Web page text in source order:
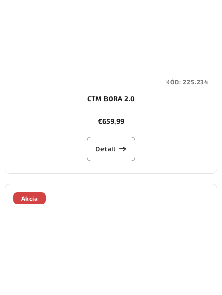
CTM BORA 2.0
€659,99
Detail
KÓD:225.234
Akcia